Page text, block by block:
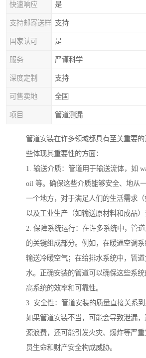
快速响应 是
支持邮寄送样 支持
国家认可 是
服务 严谨科学
深度定制 支持
可售卖地 全国
项目 管道测漏
管道安装在许多领域都具有至关重要
些体现其重要性的方面：
1. 输送介质：管道用于输送流体，如
oil 等。确保这些介质能够安全、地从
一个地方，对于满足人们的生活需求（
以及工业生产（如输送原材料和成品）
2. 保障系统运行：在许多系统中，管
的关键组成部分。例如，在暖通空调
输送冷暖空气；在给排水系统中，管
水。正确安装的管道可以确保这些系
高系统的效率和可靠性。
3. 安全性：管道安装的质量直接关系到
如果管道安装不当，可能会导致泄漏
源浪费，还可能引发火灾、爆炸等严
员生命和财产安全构成威胁。